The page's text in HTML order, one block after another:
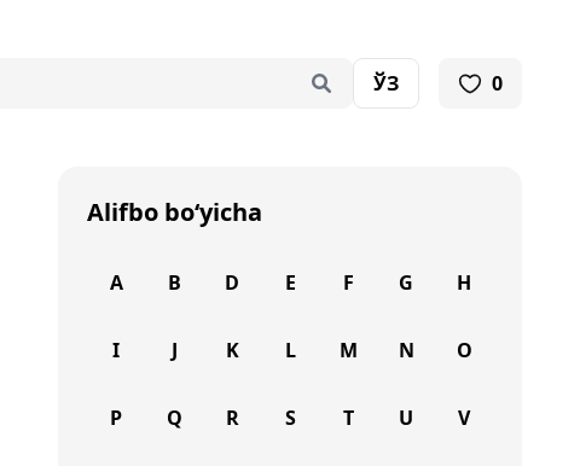
ЎЗ 0
Alifbo bo‘yicha
A B D E F G H
I J K L M N O
P Q R S T U V